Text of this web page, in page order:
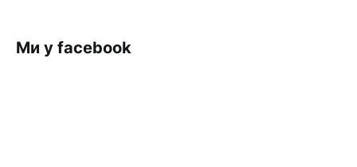
Ми у facebook